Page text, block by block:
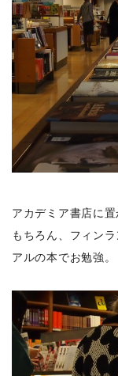
アカデミア書店に
もちろん、フィン
アルの本でお勉強。